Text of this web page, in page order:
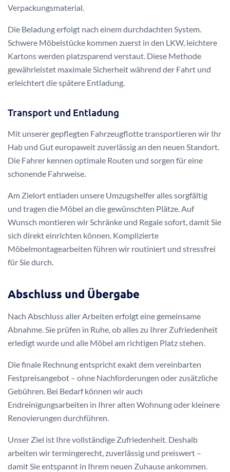
Verpackungsmaterial.
Die Beladung erfolgt nach einem durchdachten System.
Schwere Möbelstücke kommen zuerst in den LKW, leichtere
Kartons werden platzsparend verstaut. Diese Methode
gewährleistet maximale Sicherheit während der Fahrt und
erleichtert die spätere Entladung.
Transport und Entladung
Mit unserer gepflegten Fahrzeugflotte transportieren wir Ihr
Hab und Gut europaweit zuverlässig an den neuen Standort.
Die Fahrer kennen optimale Routen und sorgen für eine
schonende Fahrweise.
Am Zielort entladen unsere Umzugshelfer alles sorgfältig
und tragen die Möbel an die gewünschten Plätze. Auf
Wunsch montieren wir Schränke und Regale sofort, damit Sie
sich direkt einrichten können. Komplizierte
Möbelmontagearbeiten führen wir routiniert und stressfrei
für Sie durch.
Abschluss und Übergabe
Nach Abschluss aller Arbeiten erfolgt eine gemeinsame
Abnahme. Sie prüfen in Ruhe, ob alles zu Ihrer Zufriedenheit
erledigt wurde und alle Möbel am richtigen Platz stehen.
Die finale Rechnung entspricht exakt dem vereinbarten
Festpreisangebot – ohne Nachforderungen oder zusätzliche
Gebühren. Bei Bedarf können wir auch
Endreinigungsarbeiten in Ihrer alten Wohnung oder kleinere
Renovierungen durchführen.
Unser Ziel ist Ihre vollständige Zufriedenheit. Deshalb
arbeiten wir termingerecht, zuverlässig und preiswert –
damit Sie entspannt in Ihrem neuen Zuhause ankommen.